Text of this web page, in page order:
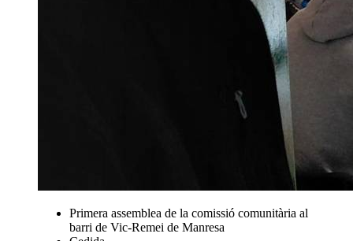
Primera assemblea de la comissió comunitària al
barri de Vic-Remei de Manresa